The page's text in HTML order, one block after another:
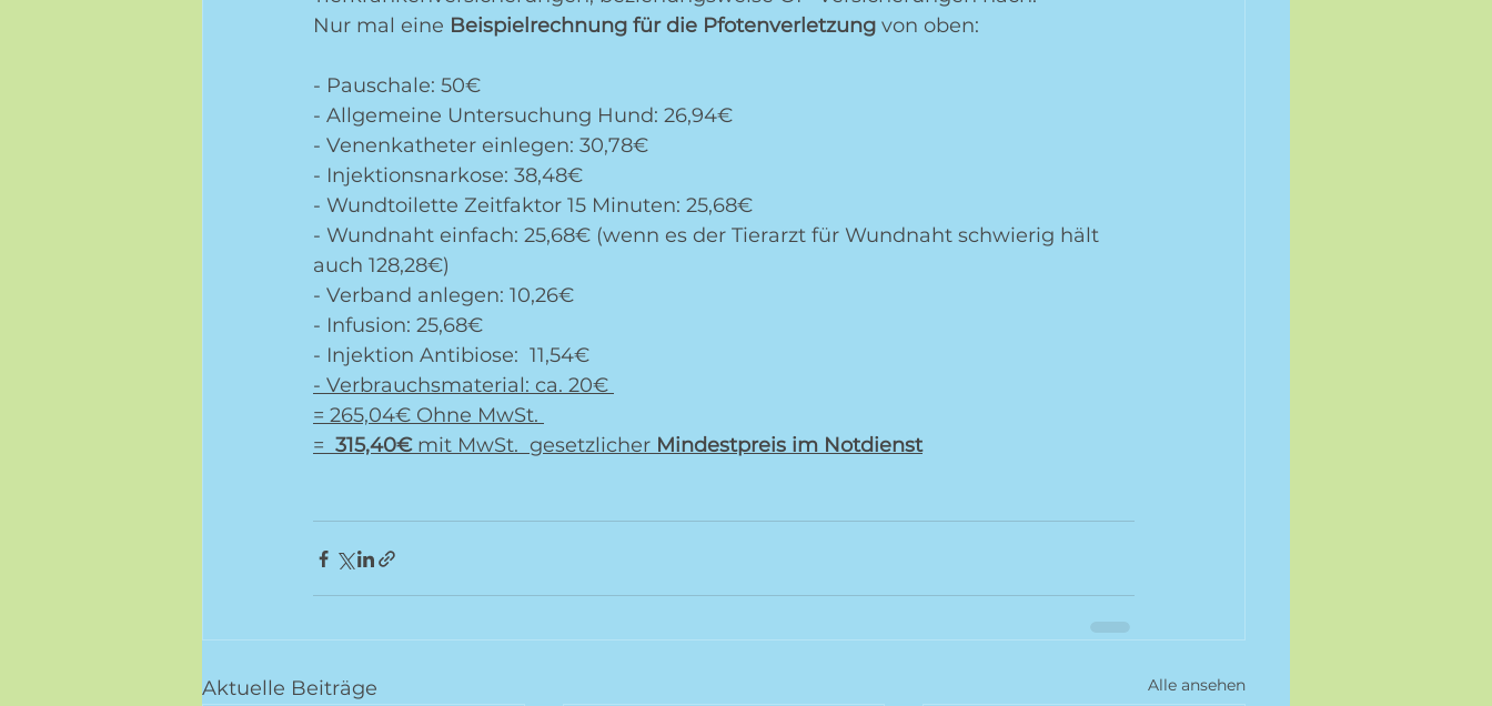
Nur mal eine Beispielrechnung für die Pfotenverletzung von oben:
- Pauschale: 50€
- Allgemeine Untersuchung Hund: 26,94€
- Venenkatheter einlegen: 30,78€
- Injektionsnarkose: 38,48€
- Wundtoilette Zeitfaktor 15 Minuten: 25,68€
- Wundnaht einfach: 25,68€ (wenn es der Tierarzt für Wundnaht schwierig hält
auch 128,28€)
- Verband anlegen: 10,26€
- Infusion: 25,68€
- Injektion Antibiose:  11,54€
- Verbrauchsmaterial: ca. 20€
= 265,04€ Ohne MwSt.
= 315,40€ mit MwSt.  gesetzlicher Mindestpreis im Notdienst
Aktuelle Beiträge Alle ansehen